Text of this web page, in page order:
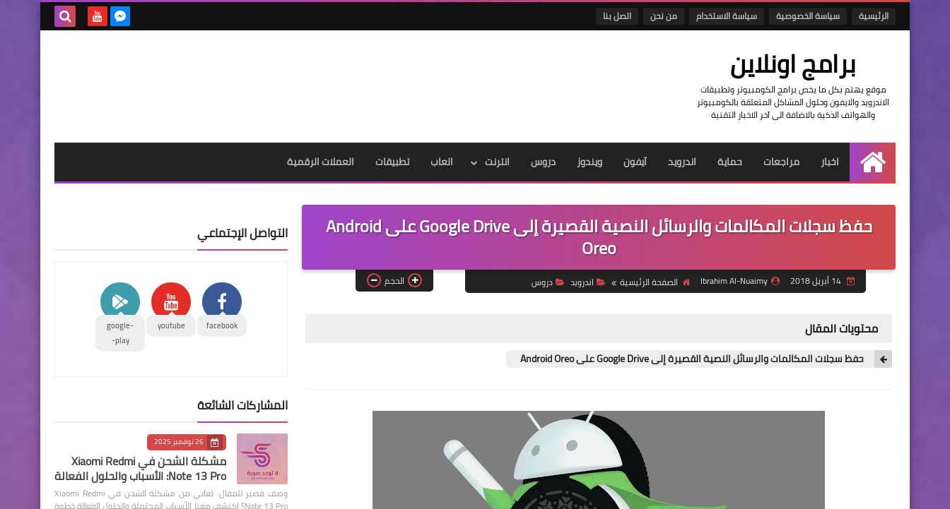
الرئيسية سياسة الخصوصية سياسة الاستخدام من نحن اتصل بنا
برامج اونلاين
موقع يهتم بكل ما يخص برامج الكومبيوتر وتطبيقات
الاندرويد والايفون وحلول المشاكل المتعلقة بالكومبيوتر
والهواتف الذكية بالاضافة الى آخر الاخبار التقنية
الرئيسية
اخبار مراجعات حماية اندرويد آيفون ويندوز دروس انترنت العاب تطبيقات العملات الرقمية
حفظ سجلات المكالمات والرسائل النصية القصيرة إلى Google Drive على Android
Oreo
Ibrahim Al-Nuaimy الصفحة الرئيسية اندرويد دروس الحجم
محتويات المقال
حفظ سجلات المكالمات والرسائل النصية القصيرة إلى Google Drive على Android Oreo
التواصل الإجتماعي
facebook
youtube
google-
play-
المشاركات الشائعة
26 نوفمبر 2025
مشكلة الشحن في Xiaomi Redmi
Note 13 Pro: الأسباب والحلول الفعالة
وصف قصير للمقال: تعاني من مشكلة الشحن في Xiaomi Redmi
Note 13 Pro؟ اكتشف معنا الأسباب المحتملة والحلول الفعالة خطوة